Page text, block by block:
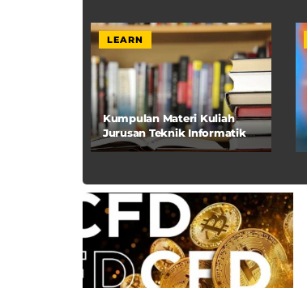
LEARN
Kumpulan Materi Kuliah
Jurusan Teknik Informatika
dan Ilmu Komputer